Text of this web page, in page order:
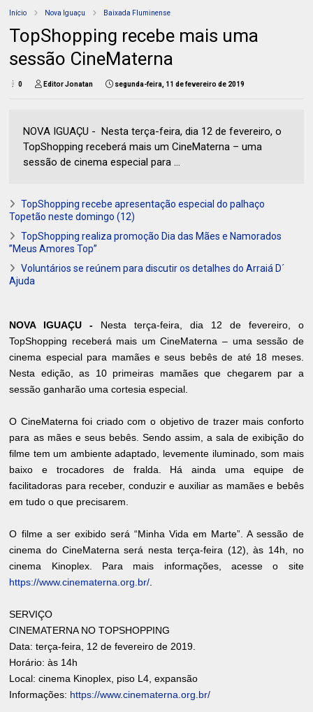
Início Nova Iguaçu Baixada Fluminense
TopShopping recebe mais uma
sessão CineMaterna
0 Editor Jonatan segunda-feira, 11 de fevereiro de 2019
NOVA IGUAÇU - Nesta terça-feira, dia 12 de fevereiro, o
TopShopping receberá mais um CineMaterna – uma
sessão de cinema especial para ...
TopShopping recebe apresentação especial do palhaço
Topetão neste domingo (12)
TopShopping realiza promoção Dia das Mães e Namorados
”Meus Amores Top”
Voluntários se reúnem para discutir os detalhes do Arraiá D´
Ajuda
NOVA IGUAÇU - Nesta terça-feira, dia 12 de fevereiro, o
TopShopping receberá mais um CineMaterna – uma sessão de
cinema especial para mamães e seus bebês de até 18 meses.
Nesta edição, as 10 primeiras mamães que chegarem par a
sessão ganharão uma cortesia especial.
O CineMaterna foi criado com o objetivo de trazer mais conforto
para as mães e seus bebês. Sendo assim, a sala de exibição do
filme tem um ambiente adaptado, levemente iluminado, som mais
baixo e trocadores de fralda. Há ainda uma equipe de
facilitadoras para receber, conduzir e auxiliar as mamães e bebês
em tudo o que precisarem.
O filme a ser exibido será “Minha Vida em Marte”. A sessão de
cinema do CineMaterna será nesta terça-feira (12), às 14h, no
cinema Kinoplex. Para mais informações, acesse o site
https://www.cinematerna.org.br/
SERVIÇO
CINEMATERNA NO TOPSHOPPING
Data: terça-feira, 12 de fevereiro de 2019.
Horário: às 14h
Local: cinema Kinoplex, piso L4, expansão
Informações: https://www.cinematerna.org.br/